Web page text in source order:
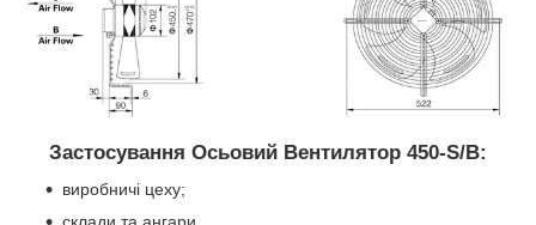
Застосування Осьовий Вентилятор 450-S/B:
виробничі цеху;
склади та ангари